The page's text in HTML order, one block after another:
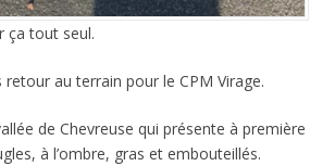
ça tout seul.
retour au terrain pour le CPM Virage.
de Chevreuse qui présente à première
à l’ombre, gras et embouteillés.